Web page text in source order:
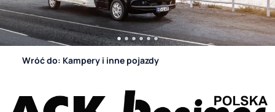
Wróć do: Kampery i inne pojazdy